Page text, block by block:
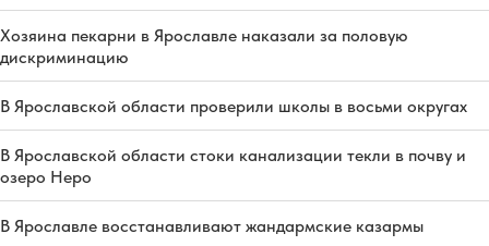
Хозяина пекарни в Ярославле наказали за половую
дискриминацию
В Ярославской области проверили школы в восьми округах
В Ярославской области стоки канализации текли в почву и
озеро Неро
В Ярославле восстанавливают жандармские казармы